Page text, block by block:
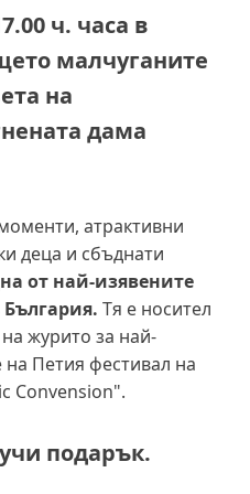
ч. часа в
малчуганите
на
дама
атрактивни
деца и сбъднати
от най-изявените
Тя е носител
журито за най-
Петия фестивал на
Convension".
подарък.